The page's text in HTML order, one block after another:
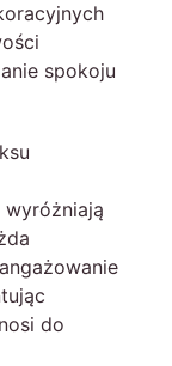
spokoju
wyróżniają
do